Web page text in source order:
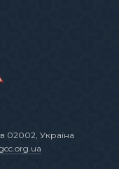
02002, Україна